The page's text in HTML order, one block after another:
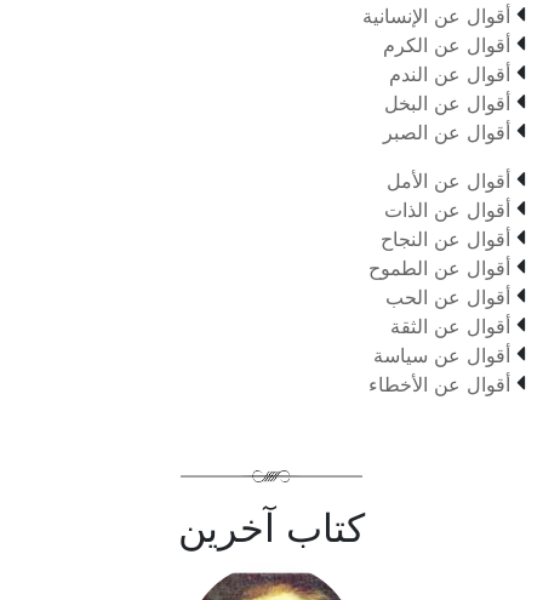
 أقوال عن الإنسانية
 أقوال عن الكرم
 أقوال عن الندم
 أقوال عن البخل
 أقوال عن الصبر
 أقوال عن الأمل
 أقوال عن الذات
 أقوال عن النجاح
 أقوال عن الطموح
 أقوال عن الحب
 أقوال عن الثقة
 أقوال عن سياسة
 أقوال عن الأخطاء
كتاب آخرين